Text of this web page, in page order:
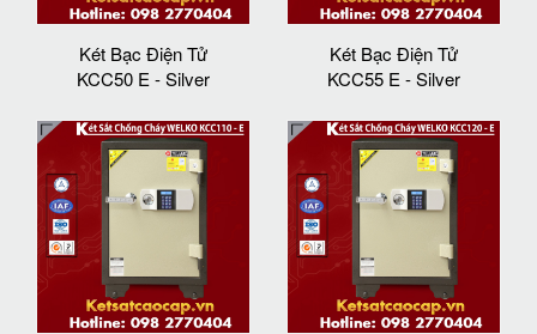
Két Bạc Điện Tử
KCC50 E - Silver
Két Bạc Điện Tử
KCC55 E - Silver